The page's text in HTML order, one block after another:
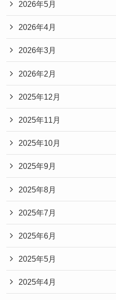
2026年5月
2026年4月
2026年3月
2026年2月
2025年12月
2025年11月
2025年10月
2025年9月
2025年8月
2025年7月
2025年6月
2025年5月
2025年4月